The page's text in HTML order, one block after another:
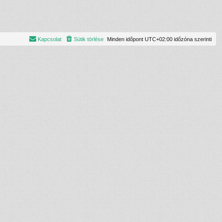
Minden időpont UTC+02:00 időzóna szerinti
Sütik törlése
Kapcsolat